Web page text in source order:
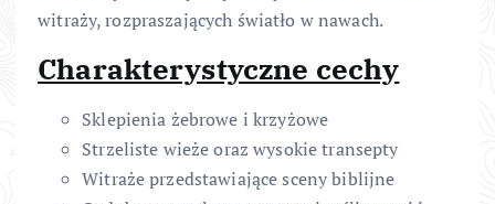
witraży, rozpraszających światło w nawach.
Charakterystyczne cechy
Sklepienia żebrowe i krzyżowe
Strzeliste wieże oraz wysokie transepty
Witraże przedstawiające sceny biblijne